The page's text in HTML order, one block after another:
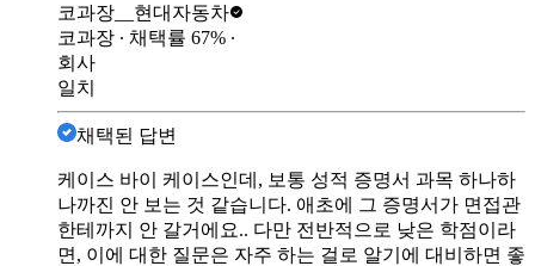
코과장__ 현대자동차
코과장 ∙ 채택률 67% ∙
회사
일치
채택된 답변
케이스 바이 케이스인데, 보통 성적 증명서 과목 하나하
나까진 안 보는 것 같습니다. 애초에 그 증명서가 면접관
한테까지 안 갈거에요.. 다만 전반적으로 낮은 학점이라
면, 이에 대한 질문은 자주 하는 걸로 알기에 대비하면 좋